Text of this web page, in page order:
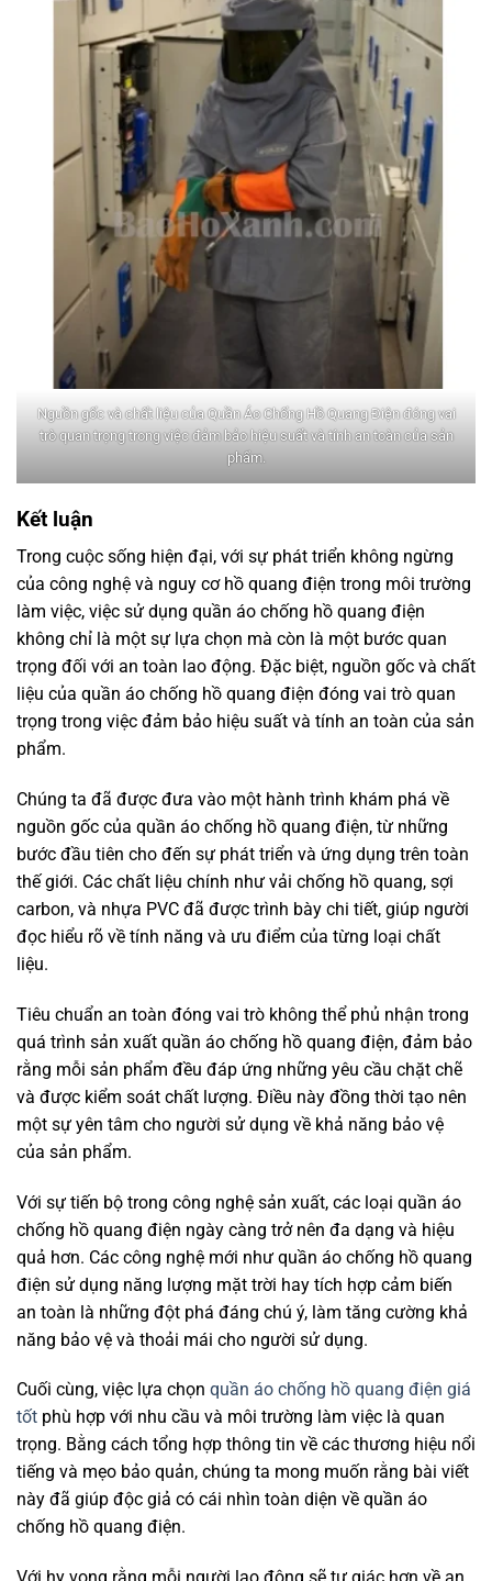
Nguồn gốc và chất liệu của Quần Áo Chống Hồ Quang Điện đóng vai
trò quan trọng trong việc đảm bảo hiệu suất và tính an toàn của sản
phẩm.
Kết luận
Trong cuộc sống hiện đại, với sự phát triển không ngừng
của công nghệ và nguy cơ hồ quang điện trong môi trường
làm việc, việc sử dụng quần áo chống hồ quang điện
không chỉ là một sự lựa chọn mà còn là một bước quan
trọng đối với an toàn lao động. Đặc biệt, nguồn gốc và chất
liệu của quần áo chống hồ quang điện đóng vai trò quan
trọng trong việc đảm bảo hiệu suất và tính an toàn của sản
phẩm.
Chúng ta đã được đưa vào một hành trình khám phá về
nguồn gốc của quần áo chống hồ quang điện, từ những
bước đầu tiên cho đến sự phát triển và ứng dụng trên toàn
thế giới. Các chất liệu chính như vải chống hồ quang, sợi
carbon, và nhựa PVC đã được trình bày chi tiết, giúp người
đọc hiểu rõ về tính năng và ưu điểm của từng loại chất
liệu.
Tiêu chuẩn an toàn đóng vai trò không thể phủ nhận trong
quá trình sản xuất quần áo chống hồ quang điện, đảm bảo
rằng mỗi sản phẩm đều đáp ứng những yêu cầu chặt chẽ
và được kiểm soát chất lượng. Điều này đồng thời tạo nên
một sự yên tâm cho người sử dụng về khả năng bảo vệ
của sản phẩm.
Với sự tiến bộ trong công nghệ sản xuất, các loại quần áo
chống hồ quang điện ngày càng trở nên đa dạng và hiệu
quả hơn. Các công nghệ mới như quần áo chống hồ quang
điện sử dụng năng lượng mặt trời hay tích hợp cảm biến
an toàn là những đột phá đáng chú ý, làm tăng cường khả
năng bảo vệ và thoải mái cho người sử dụng.
Cuối cùng, việc lựa chọn quần áo chống hồ quang điện giá
tốt phù hợp với nhu cầu và môi trường làm việc là quan
trọng. Bằng cách tổng hợp thông tin về các thương hiệu nổi
tiếng và mẹo bảo quản, chúng ta mong muốn rằng bài viết
này đã giúp độc giả có cái nhìn toàn diện về quần áo
chống hồ quang điện.